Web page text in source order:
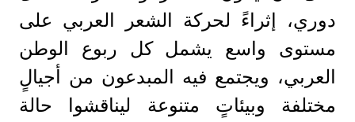
دوري، إثراءً لحركة الشعر العربي على
مستوى واسع يشمل كل ربوع الوطن
العربي، ويجتمع فيه المبدعون من أجيالٍ
مختلفة وبيئاتٍ متنوعة ليناقشوا حالة